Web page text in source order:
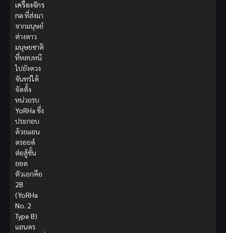
เครื่องจักร
กล ที่ส่งมา
จากมนุษย์
ต่างดาว
มนุษยชาติ
ที่หลบหนี
ไปยังดวง
จันทร์ได้
จัดตั้ง
หน่วยรบ
YoRHa ซึ่ง
ประกอบ
ด้วยแอน
ดรอยด์
ต่อสู้ชั้น
ยอด
ตัวเอกคือ
2B
(YoRHa
No. 2
Type B)
แอนดร